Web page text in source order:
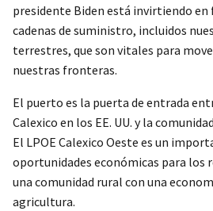
presidente Biden está invirtiendo
cadenas de suministro, incluidos
terrestres, que son vitales para
nuestras fronteras.
El puerto es la puerta de entrada
Calexico en los EE. UU. y la
El LPOE Calexico Oeste es un
oportunidades económicas para los
una comunidad rural con una
agricultura.